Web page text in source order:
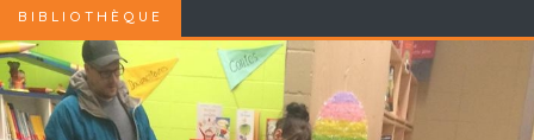
BIBLIOTHÈQUE